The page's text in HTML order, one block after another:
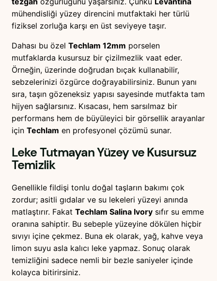
mühendisliği yüzey direncini mutfaktaki her türlü
fiziksel zorluğa karşı en üst seviyeye taşır.
Dahası bu özel Techlam 12mm porselen
mutfaklarda kusursuz bir çizilmezlik vaat eder.
Örneğin, üzerinde doğrudan bıçak kullanabilir,
sebzelerinizi özgürce doğrayabilirsiniz. Bunun yanı
sıra, taşın gözeneksiz yapısı sayesinde mutfakta tam
hijyen sağlarsınız. Kısacası, hem sarsılmaz bir
performans hem de büyüleyici bir görsellik arayanlar
için Techlam en profesyonel çözümü sunar.
Leke Tutmayan Yüzey ve Kusursuz
Temizlik
Genellikle fildişi tonlu doğal taşların bakımı çok
zordur; asitli gıdalar ve su lekeleri yüzeyi anında
matlaştırır. Fakat Techlam Salina Ivory sıfır su emme
oranına sahiptir. Bu sebeple yüzeyine dökülen hiçbir
sıvıyı içine çekmez. Buna ek olarak, yağ, kahve veya
limon suyu asla kalıcı leke yapmaz. Sonuç olarak
temizliğini sadece nemli bir bezle saniyeler içinde
kolayca bitirirsiniz.